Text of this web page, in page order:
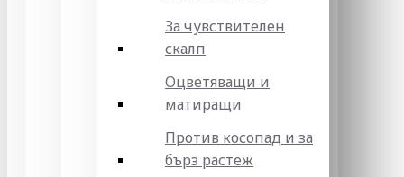
За чувствителен
скалп
Оцветяващи и
матиращи
Против косопад и за
бърз растеж